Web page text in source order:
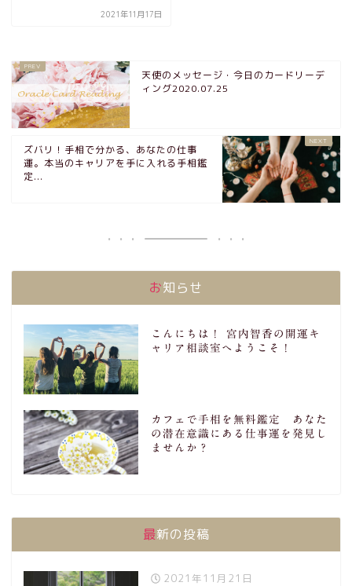
2021年11月17日
天使のメッセージ・今日のカードリーデ
ィング2020.07.25
ズバリ！手相で分かる、あなたの仕事
運。本当のキャリアを手に入れる手相鑑
定...
お知らせ
こんにちは！ 宮内智香の開運キ
ャリア相談室へようこそ！
カフェで手相を無料鑑定 あなた
の潜在意識にある仕事運を発見し
ませんか？
最新の投稿
2021年11月21日